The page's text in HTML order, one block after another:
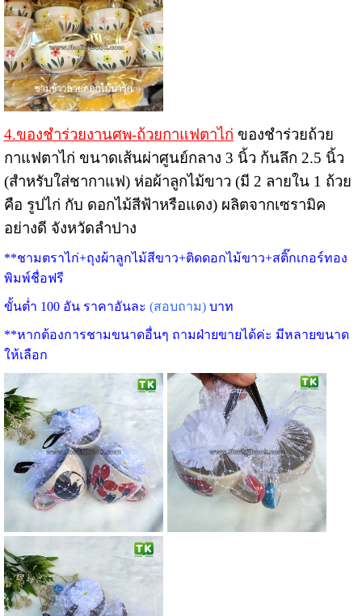
4.ของชำร่วยงานศพ-ถ้วยกาแฟตาไก่ ของชำร่วยถ้วย
กาแฟตาไก่ ขนาดเส้นผ่าศูนย์กลาง 3 นิ้ว ก้นลึก 2.5 นิ้ว
(สำหรับใส่ชากาแฟ) ห่อผ้าลูกไม้ขาว (มี 2 ลายใน 1 ถ้วย
คือ รูปไก่ กับ ดอกไม้สีฟ้าหรือแดง) ผลิตจากเซรามิค
อย่างดี จังหวัดลำปาง
**ชามตราไก่+ถุงผ้าลูกไม้สีขาว+ติดดอกไม้ขาว+สติ๊กเกอร์ทอง
พิมพ์ชื่อฟรี
ขั้นต่ำ 100 อัน ราคาอันละ (สอบถาม)บาท
**หากต้องการชามขนาดอื่นๆ ถามฝ่ายขายได้ค่ะ มีหลายขนาด
ให้เลือก